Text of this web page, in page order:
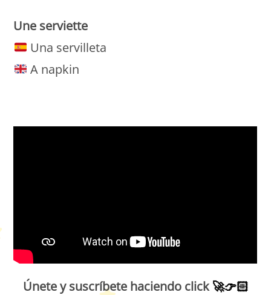
Une serviette
Una servilleta
A napkin
Únete y suscríbete haciendo click🚀👉🏻